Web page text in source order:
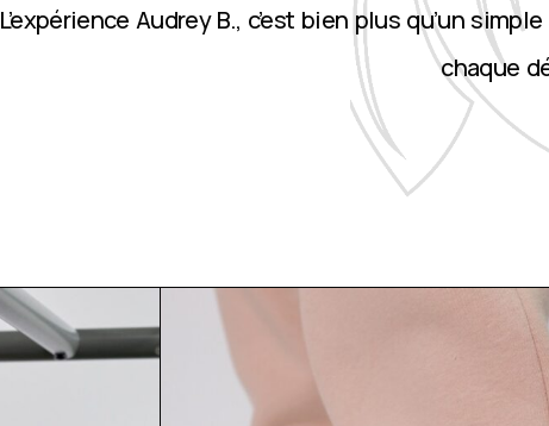
L’expérience Audrey B., c’est bien plus qu’un
chaque